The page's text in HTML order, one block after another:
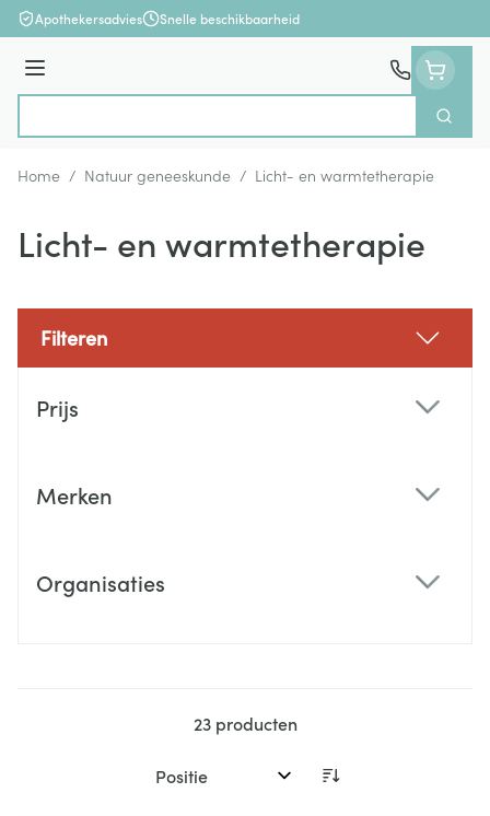
Ga naar de inhoud
Apothekersadvies Snelle beschikbaarheid
Menu
Zoek
Home / Natuur geneeskunde / Licht- en warmtetherapie
Licht- en warmtetherapie
Filteren
Prijs
Merken
Organisaties
23producten
Sorteer op: